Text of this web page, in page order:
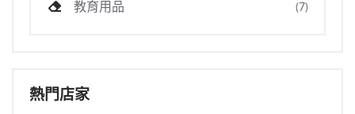
教育用品 (7)
熱門店家